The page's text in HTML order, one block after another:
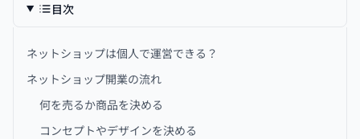
目次
ネットショップは個人で運営できる？
ネットショップ開業の流れ
何を売るか商品を決める
コンセプトやデザインを決める